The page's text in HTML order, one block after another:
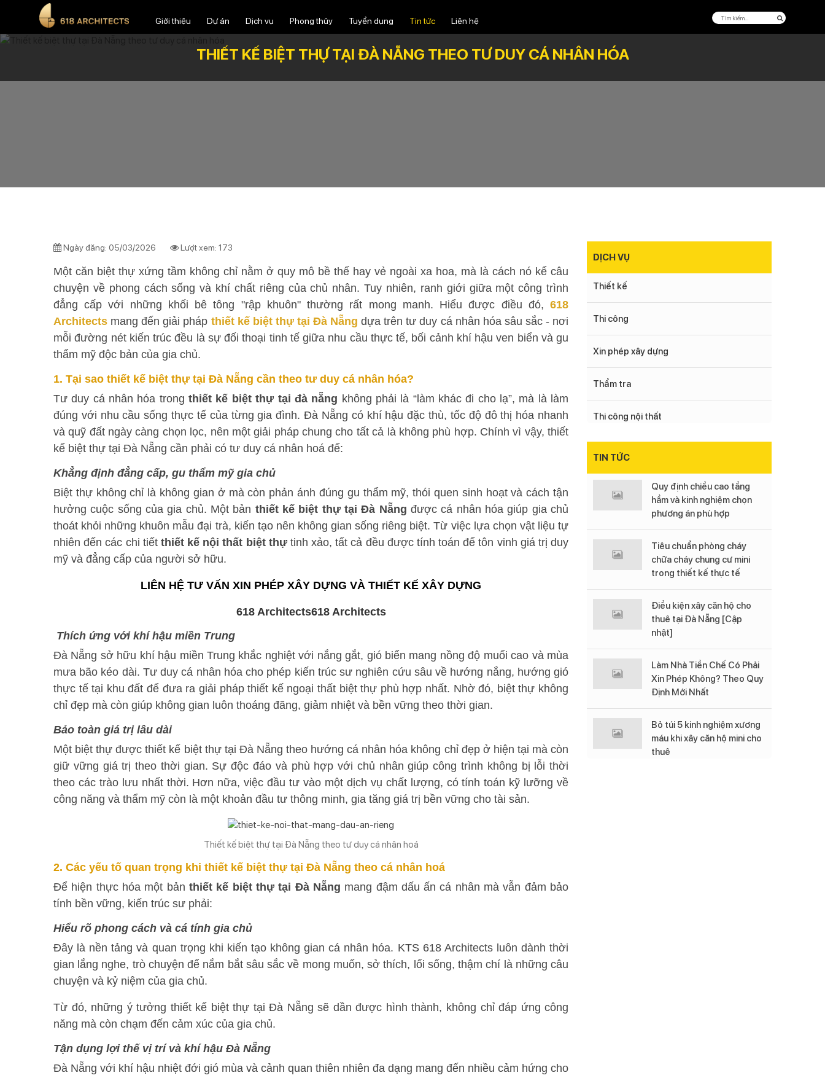
Giới thiệu Dự án Dịch vụ Phong thủy Tuyển dụng Tin tức Liên hệ
THIẾT KẾ BIỆT THỰ TẠI ĐÀ NẴNG THEO TƯ DUY CÁ NHÂN HÓA
Ngày đăng: 05/03/2026 Lượt xem: 173
Một căn biệt thự xứng tầm không chỉ nằm ở quy mô bề thế hay vẻ ngoài xa hoa, mà là cách nó kể câu
chuyện về phong cách sống và khí chất riêng của chủ nhân. Tuy nhiên, ranh giới giữa một công trình
đẳng cấp với những khối bê tông "rập khuôn" thường rất mong manh. Hiểu được điều đó,618
Architects mang đến giải pháp thiết kế biệt thự tại Đà Nẵng dựa trên tư duy cá nhân hóa sâu sắc - nơi
mỗi đường nét kiến trúc đều là sự đối thoại tinh tế giữa nhu cầu thực tế, bối cảnh khí hậu ven biển và gu
thẩm mỹ độc bản của gia chủ.
1. Tại sao thiết kế biệt thự tại Đà Nẵng cần theo tư duy cá nhân hóa?
Tư duy cá nhân hóa trongthiết kế biệt thự tại đà nẵng không phải là “làm khác đi cho lạ”, mà là làm
đúng với nhu cầu sống thực tế của từng gia đình. Đà Nẵng có khí hậu đặc thù, tốc độ đô thị hóa nhanh
và quỹ đất ngày càng chọn lọc, nên một giải pháp chung cho tất cả là không phù hợp. Chính vì vậy, thiết
kế biệt thự tại Đà Nẵng cần phải có tư duy cá nhân hoá để:
Khẳng định đẳng cấp, gu thẩm mỹ gia chủ
Biệt thự không chỉ là không gian ở mà còn phản ánh đúng gu thẩm mỹ, thói quen sinh hoạt và cách tận
hưởng cuộc sống của gia chủ. Một bản thiết kế biệt thự tại Đà Nẵng được cá nhân hóa giúp gia chủ
thoát khỏi những khuôn mẫu đại trà, kiến tạo nên không gian sống riêng biệt. Từ việc lựa chọn vật liệu tự
nhiên đến các chi tiết thiết kế nội thất biệt thựtinh xảo, tất cả đều được tính toán để tôn vinh giá trị duy
mỹ và đẳng cấp của người sở hữu.
LIÊN HỆ TƯ VẤN XIN PHÉP XÂY DỰNG VÀ THIẾT KẾ XÂY DỰNG
Thích ứng với khí hậu miền Trung
Đà Nẵng sở hữu khí hậu miền Trung khắc nghiệt với nắng gắt, gió biển mang nồng độ muối cao và mùa
mưa bão kéo dài. Tư duy cá nhân hóa cho phép kiến trúc sư nghiên cứu sâu về hướng nắng, hướng gió
thực tế tại khu đất để đưa ra giải pháp thiết kế ngoại thất biệt thự phù hợp nhất. Nhờ đó, biệt thự không
chỉ đẹp mà còn giúp không gian luôn thoáng đãng, giảm nhiệt và bền vững theo thời gian.
Bảo toàn giá trị lâu dài
Một biệt thự được thiết kế biệt thự tại Đà Nẵng theo hướng cá nhân hóa không chỉ đẹp ở hiện tại mà còn
giữ vững giá trị theo thời gian. Sự độc đáo và phù hợp với chủ nhân giúp công trình không bị lỗi thời
theo các trào lưu nhất thời. Hơn nữa, việc đầu tư vào một dịch vụ chất lượng, có tính toán kỹ lưỡng về
công năng và thẩm mỹ còn là một khoản đầu tư thông minh, gia tăng giá trị bền vững cho tài sản.
Thiết kế biệt thự tại Đà Nẵng theo tư duy cá nhân hoá
2. Các yếu tố quan trọng khi thiết kế biệt thự tại Đà Nẵng theo cá nhân hoá
Để hiện thực hóa một bản thiết kế biệt thự tại Đà Nẵng mang đậm dấu ấn cá nhân mà vẫn đảm bảo
tính bền vững, kiến trúc sư phải:
Hiểu rõ phong cách và cá tính gia chủ
Đây là nền tảng và quan trọng khi kiến tạo không gian cá nhân hóa. KTS 618 Architects luôn dành thời
gian lắng nghe, trò chuyện để nắm bắt sâu sắc về mong muốn, sở thích, lối sống, thậm chí là những câu
chuyện và kỷ niệm của gia chủ.
Từ đó, những ý tưởng thiết kế biệt thự tại Đà Nẵng sẽ dần được hình thành, không chỉ đáp ứng công
năng mà còn chạm đến cảm xúc của gia chủ.
Tận dụng lợi thế vị trí và khí hậu Đà Nẵng
Đà Nẵng với khí hậu nhiệt đới gió mùa và cảnh quan thiên nhiên đa dạng mang đến nhiều cảm hứng cho
DỊCH VỤ
Thiết kế
Thi công
Xin phép xây dựng
Thẩm tra
Thi công nội thất
TIN TỨC
Quy định chiều cao tầng
hầm và kinh nghiệm chọn
phương án phù hợp
Tiêu chuẩn phòng cháy
chữa cháy chung cư mini
trong thiết kế thực tế
Điều kiện xây căn hộ cho
thuê tại Đà Nẵng [Cập
nhật]
Làm Nhà Tiền Chế Có Phải
Xin Phép Không? Theo Quy
Định Mới Nhất
Bỏ túi 5 kinh nghiệm xương
máu khi xây căn hộ mini cho
thuê